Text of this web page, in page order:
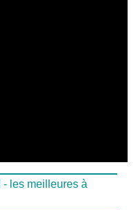
les meilleures à